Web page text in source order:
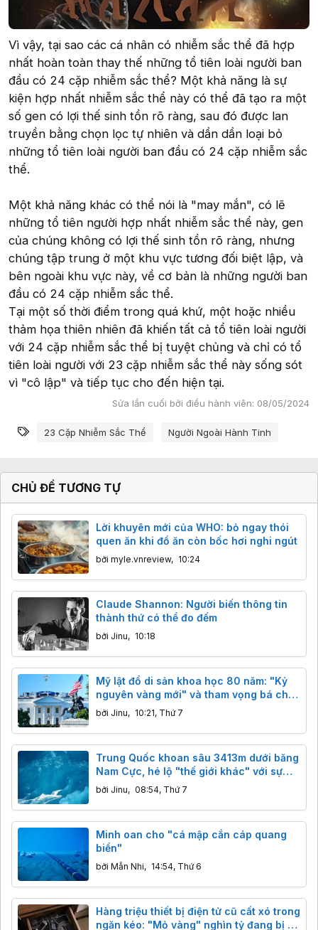
Vì vậy, tại sao các cá nhân có nhiễm sắc thể đã hợp
nhất hoàn toàn thay thế những tổ tiên loài người ban
đầu có 24 cặp nhiễm sắc thể? Một khả năng là sự
kiện hợp nhất nhiễm sắc thể này có thể đã tạo ra một
số gen có lợi thế sinh tồn rõ ràng, sau đó được lan
truyền bằng chọn lọc tự nhiên và dần dần loại bỏ
những tổ tiên loài người ban đầu có 24 cặp nhiễm sắc
thể.
Một khả năng khác có thể nói là "may mắn", có lẽ
những tổ tiên người hợp nhất nhiễm sắc thể này, gen
của chúng không có lợi thế sinh tồn rõ ràng, nhưng
chúng tập trung ở một khu vực tương đối biệt lập, và
bên ngoài khu vực này, về cơ bản là những người ban
đầu có 24 cặp nhiễm sắc thể.
Tại một số thời điểm trong quá khứ, một hoặc nhiều
thảm họa thiên nhiên đã khiến tất cả tổ tiên loài người
với 24 cặp nhiễm sắc thể bị tuyệt chủng và chỉ có tổ
tiên loài người với 23 cặp nhiễm sắc thể này sống sót
vì "cô lập" và tiếp tục cho đến hiện tại.
Sửa lần cuối bởi điều hành viên: 08/05/2024
Từ khóa
23 Cặp Nhiễm Sắc Thể Người Ngoài Hành Tinh
CHỦ ĐỀ TƯƠNG TỰ
Lời khuyên mới của WHO: bỏ ngay thói
quen ăn khi đồ ăn còn bốc hơi nghi ngút
bởi myle.vnreview, 10:24
Claude Shannon: Người biến thông tin
thành thứ có thể đo đếm
bởi Jinu, 10:18
Mỹ lật đổ di sản khoa học 80 năm: "Kỷ
nguyên vàng mới" và tham vọng bá chủ
công nghệ
bởi Jinu, 10:21, Thứ 7
Trung Quốc khoan sâu 3413m dưới băng
Nam Cực, hé lộ "thế giới khác" với sự
sống hàng triệu năm
bởi Jinu, 08:54, Thứ 7
Minh oan cho "cá mập cắn cáp quang
biển"
bởi Mẫn Nhi, 14:54, Thứ 6
Hàng triệu thiết bị điện tử cũ cất xó trong
ngăn kéo: "Mỏ vàng" nghìn tỷ đang bị bỏ